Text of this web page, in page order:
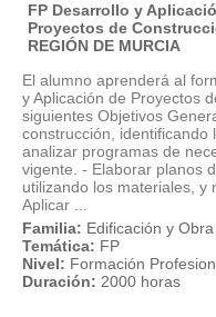
FP Desarrollo y
Proyectos de
REGIÓN DE MURCIA
El alumno aprenderá al
y Aplicación de Proyectos
siguientes Objetivos
construcción, identificando
analizar programas de
vigente. - Elaborar planos
utilizando los materiales, y
Aplicar ...
Familia: Edificación y
Temática: FP
Nivel: Formación
Duración: 2000 horas